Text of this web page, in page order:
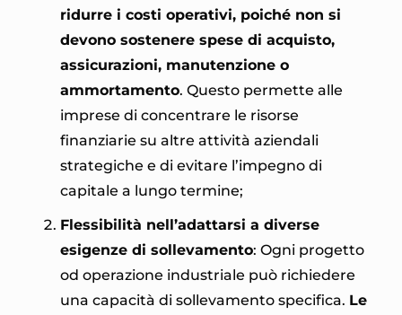
ridurre i costi operativi, poiché non si
devono sostenere spese di acquisto,
assicurazioni, manutenzione o
ammortamento. Questo permette alle
imprese di concentrare le risorse
finanziarie su altre attività aziendali
strategiche e di evitare l’impegno di
capitale a lungo termine;
Flessibilità nell’adattarsi a diverse
esigenze di sollevamento: Ogni progetto
od operazione industriale può richiedere
una capacità di sollevamento specifica. Le